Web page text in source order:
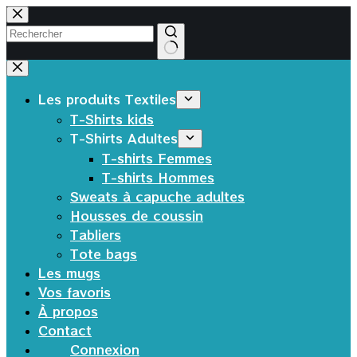
Passer
au
contenu
Aucun
résultat
Les produits Textiles
T-Shirts kids
T-Shirts Adultes
T-shirts Femmes
T-shirts Hommes
Sweats à capuche adultes
Housses de coussin
Tabliers
Tote bags
Les mugs
Vos favoris
À propos
Contact
Connexion